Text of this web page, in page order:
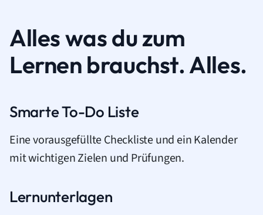
Alles was du zum
Lernen brauchst. Alles.
Smarte To-Do Liste
Eine vorausgefüllte Checkliste und ein Kalender
mit wichtigen Zielen und Prüfungen.
Lernunterlagen